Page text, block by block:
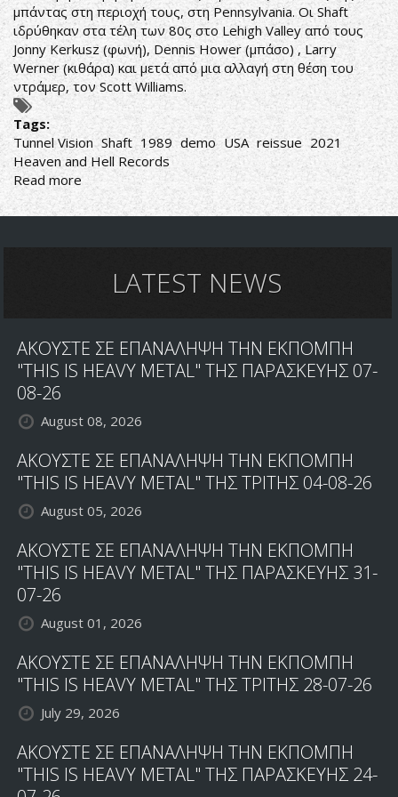
μπάντας στη περιοχή τους, στη Pennsylvania. Οι Shaft
ιδρύθηκαν στα τέλη των 80ς στο Lehigh Valley από τους
Jonny Kerkusz (φωνή), Dennis Hower (μπάσο) , Larry
Werner (κιθάρα) και μετά από μια αλλαγή στη θέση του
ντράμερ, τον Scott Williams.
Tags:
Tunnel Vision Shaft 1989 demo USA reissue 2021
Heaven and Hell Records
Read more about
Shaft-
Tunnel
LATEST NEWS
ΑΚΟΥΣΤΕ ΣΕ ΕΠΑΝΑΛΗΨΗ ΤΗΝ ΕΚΠΟΜΠΗ
"THIS IS HEAVY METAL" ΤΗΣ ΠΑΡΑΣΚΕΥΗΣ 07-
08-26
August 08, 2026
ΑΚΟΥΣΤΕ ΣΕ ΕΠΑΝΑΛΗΨΗ ΤΗΝ ΕΚΠΟΜΠΗ
"THIS IS HEAVY METAL" ΤΗΣ ΤΡΙΤΗΣ 04-08-26
August 05, 2026
ΑΚΟΥΣΤΕ ΣΕ ΕΠΑΝΑΛΗΨΗ ΤΗΝ ΕΚΠΟΜΠΗ
"THIS IS HEAVY METAL" ΤΗΣ ΠΑΡΑΣΚΕΥΗΣ 31-
07-26
August 01, 2026
ΑΚΟΥΣΤΕ ΣΕ ΕΠΑΝΑΛΗΨΗ ΤΗΝ ΕΚΠΟΜΠΗ
"THIS IS HEAVY METAL" ΤΗΣ ΤΡΙΤΗΣ 28-07-26
July 29, 2026
ΑΚΟΥΣΤΕ ΣΕ ΕΠΑΝΑΛΗΨΗ ΤΗΝ ΕΚΠΟΜΠΗ
"THIS IS HEAVY METAL" ΤΗΣ ΠΑΡΑΣΚΕΥΗΣ 24-